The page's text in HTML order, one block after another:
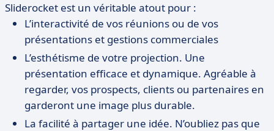
Sliderocket est un véritable atout pour :
L’interactivité de vos réunions ou de vos
présentations et gestions commerciales
L’esthétisme de votre projection. Une
présentation efficace et dynamique. Agréable à
regarder, vos prospects, clients ou partenaires en
garderont une image plus durable.
La facilité à partager une idée. N’oubliez pas que